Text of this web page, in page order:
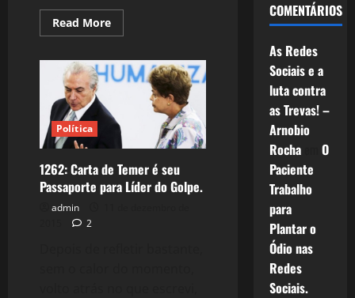
Read MoreRead
more
nas
Estrelas
Força
do
Mito.
Política
1262: Carta de Temer é seu
Passaporte para Líder do Golpe.
admin
2
COMENTÁRIOS
As Redes
Sociais e a
luta contra
as Trevas! –
Arnobio
Rochaem O
Paciente
Trabalho
para
Plantar o
Ódio nas
Redes
Sociais.